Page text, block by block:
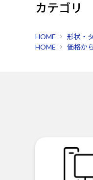
カテゴリ
HOME 形状・
HOME
価格か